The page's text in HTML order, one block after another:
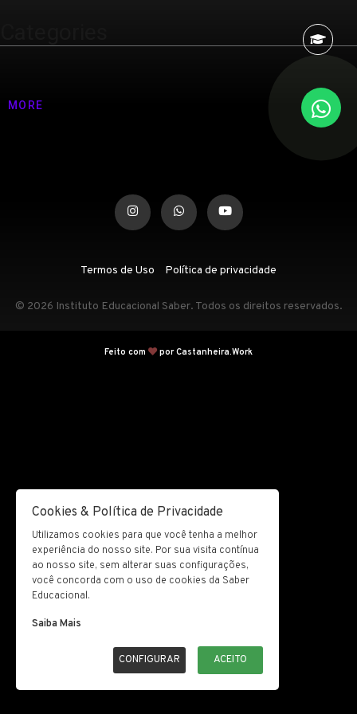
MORE
Termos de Uso Política de privacidade
© 2026 Instituto Educacional Saber. Todos os direitos reservados.
Feito com por Castanheira.Work
Cookies & Política de Privacidade
Utilizamos cookies para que você tenha a melhor
experiência do nosso site. Por sua visita contínua
ao nosso site, sem alterar suas configurações,
você concorda com o uso de cookies da Saber
Educacional.
Saiba Mais
CONFIGURAR ACEITO